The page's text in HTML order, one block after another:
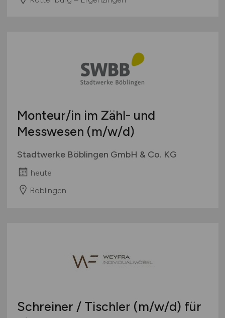
Monteur/in im Zähl- und
Messwesen (m/w/d)
Stadtwerke Böblingen GmbH & Co. KG
heute
Böblingen
Schreiner / Tischler (m/w/d) für